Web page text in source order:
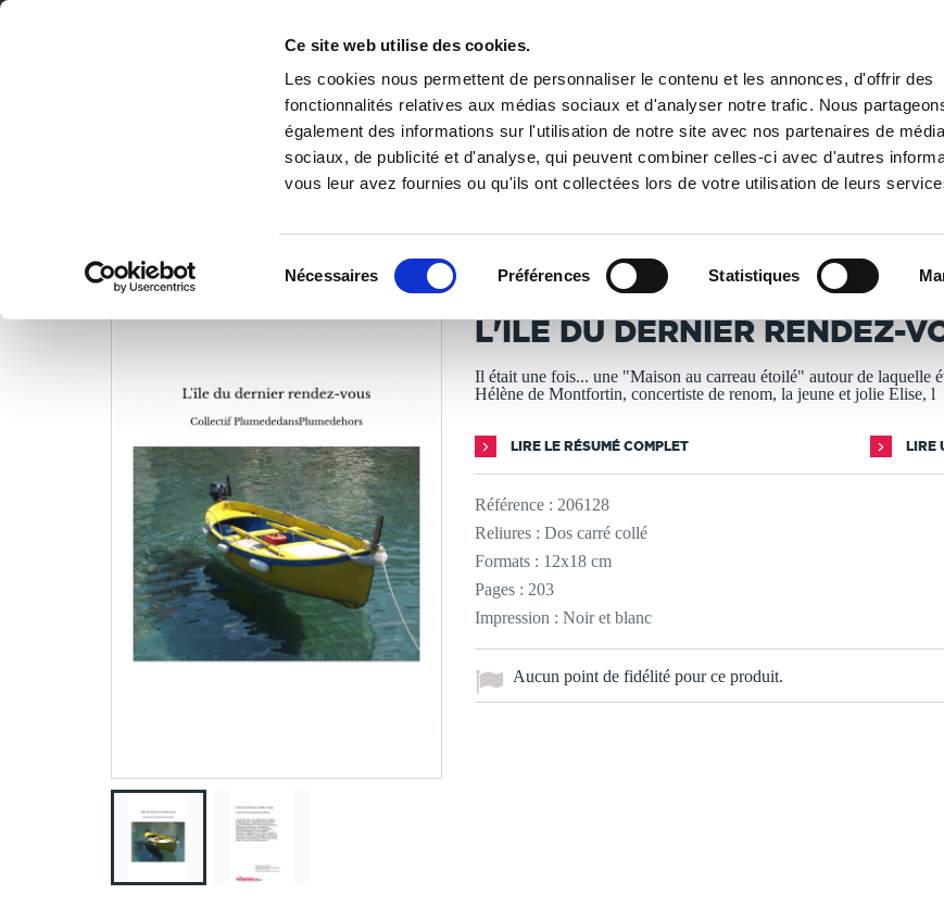
Ce site web utilise des cookies.
Les cookies nous permettent de personnaliser le contenu et les annonces, d'offrir des
fonctionnalités relatives aux médias sociaux et d'analyser notre trafic. Nous
également des informations sur l'utilisation de notre site avec nos partenaires de
sociaux, de publicité et d'analyse, qui peuvent combiner celles-ci avec d'autres
vous leur avez fournies ou qu'ils ont collectées lors de votre utilisation de leurs
Nécessaires Préférences Statistiques
DE LA PAGE BLANCHE... AU BEST SELLER
PUBLIER UN LIVRE LIBRAIRIE
/ Littérature / Romans / L'île du dernier rendez-vous
LES LIVRES SONT IMPRIMÉS À LA DEMANDE - DÉLAI ACTUEL : 3
Collectif PlumededansPlumedehors
L'ÎLE DU DERNIER RENDEZ-
Il était une fois... une "Maison au carreau étoilé" autour de laquelle
Hélène de Montfortin, concertiste de renom, la jeune et jolie Elise, l
LIRE LE RÉSUMÉ COMPLET LIRE
Référence : 206128
Reliures : Dos carré collé
Formats : 12x18 cm
Pages : 203
Impression : Noir et blanc
Aucun point de fidélité pour ce produit.